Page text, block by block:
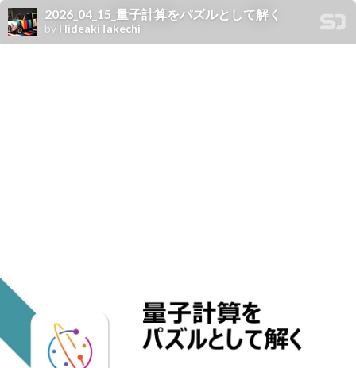
2026_04_15_量子計算をパズルとして解く
by HideakiTakechi